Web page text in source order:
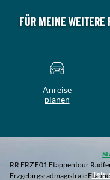
Für meine weitere
Anreise
planen
RR ERZ E01 Etappentour
Erzgebirgsradmagistrale
Tel: